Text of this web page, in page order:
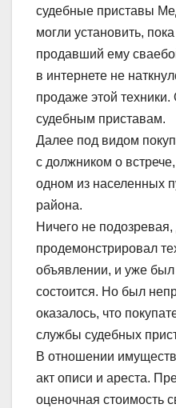
судебные приставы
могли установить,
продавший ему
в интернете не
продаже этой
судебным приставам.
Далее под видом
с должником о
одном из населенных
района.
Ничего не
продемонстрировал
объявлении, и уже был
состоится. Но был
оказалось, что
службы судебных
В отношении
акт описи и ареста.
оценочная стоимость